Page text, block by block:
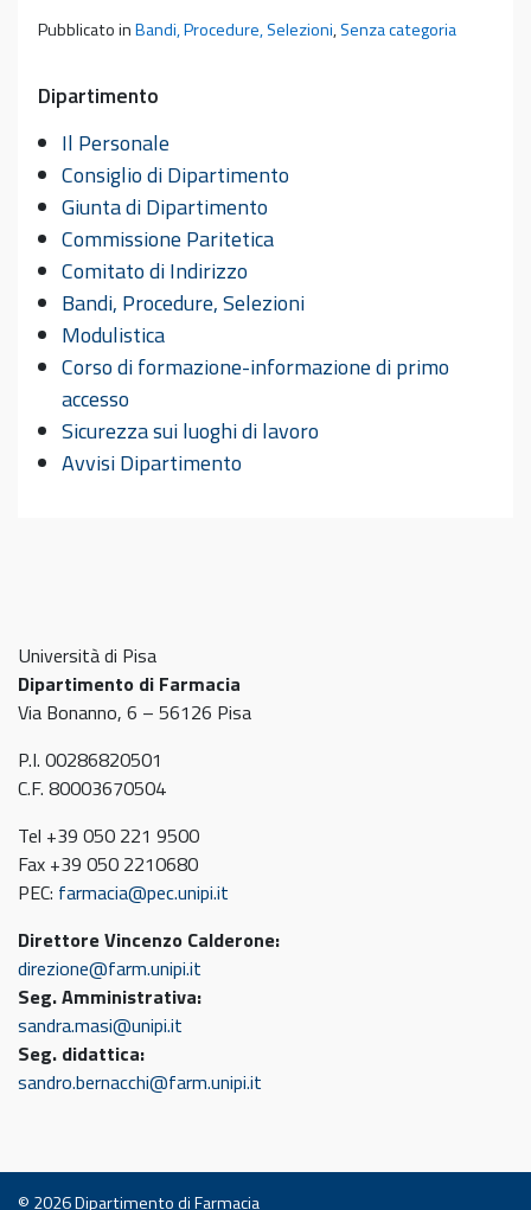
Pubblicato inBandi, Procedure, Selezioni,Senza categoria
Dipartimento
Il Personale
Consiglio di Dipartimento
Giunta di Dipartimento
Commissione Paritetica
Comitato di Indirizzo
Bandi, Procedure, Selezioni
Modulistica
Corso di formazione-informazione di primo
accesso
Sicurezza sui luoghi di lavoro
Avvisi Dipartimento
Università di Pisa
Dipartimento di Farmacia
Via Bonanno, 6 – 56126 Pisa
P.I. 00286820501
C.F. 80003670504
Tel +39 050 221 9500
Fax +39 050 2210680
PEC: farmacia@pec.unipi.it
Direttore Vincenzo Calderone:
direzione@farm.unipi.it
Seg. Amministrativa:
sandra.masi@unipi.it
Seg. didattica:
sandro.bernacchi@farm.unipi.it
© 2026Dipartimento di Farmacia